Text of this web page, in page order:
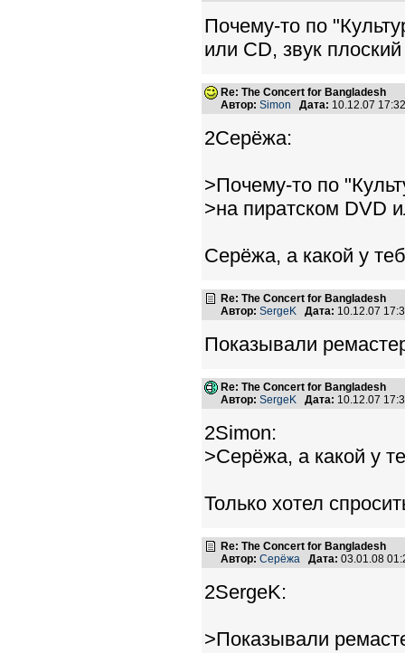
Почему-то по
или СD, звук плоский
Re: The Concert for Bangladesh
Автор: Simon Дата: 10.12.07
2Серёжа:
>Почему-то по
>на пиратском DVD
Серёжа, а какой у
Re: The Concert for Bangladesh
Автор: SergeK Дата: 10.12.07
Показывали
Re: The Concert for Bangladesh
Автор: SergeK Дата: 10.12.07
2Simon:
>Серёжа, а какой у
Только хотел
Re: The Concert for Bangladesh
Автор: Серёжа Дата: 03.01.08
2SergeK:
>Показывали